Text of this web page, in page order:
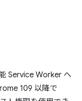
Service Worker へ
109 以降で